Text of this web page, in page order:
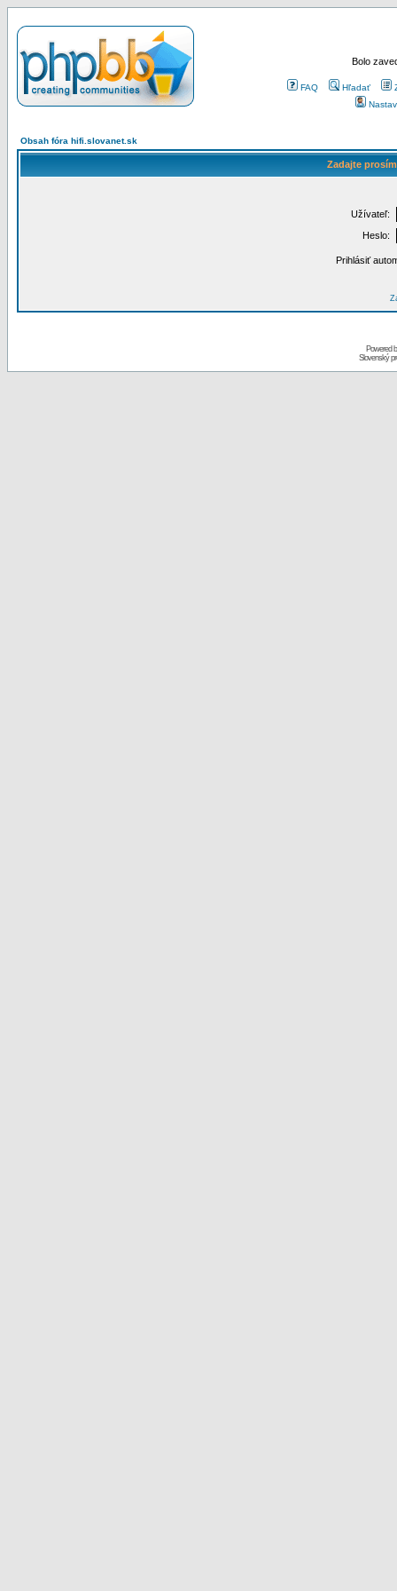
Bolo
FAQ Hľadať
Obsah fóra hifi.slovanet.sk
Zadajte
Užívateľ:
Heslo:
Prihlásiť
Powered
Slovenský